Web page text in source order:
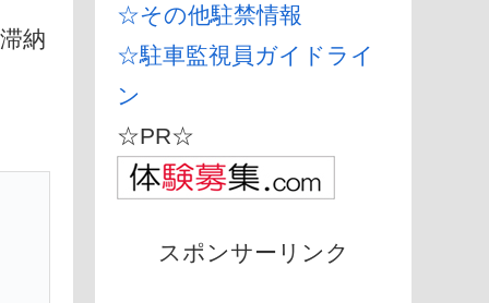
納
☆その他駐禁情報
☆駐車監視員ガイドライ
ン
☆PR☆
スポンサーリンク